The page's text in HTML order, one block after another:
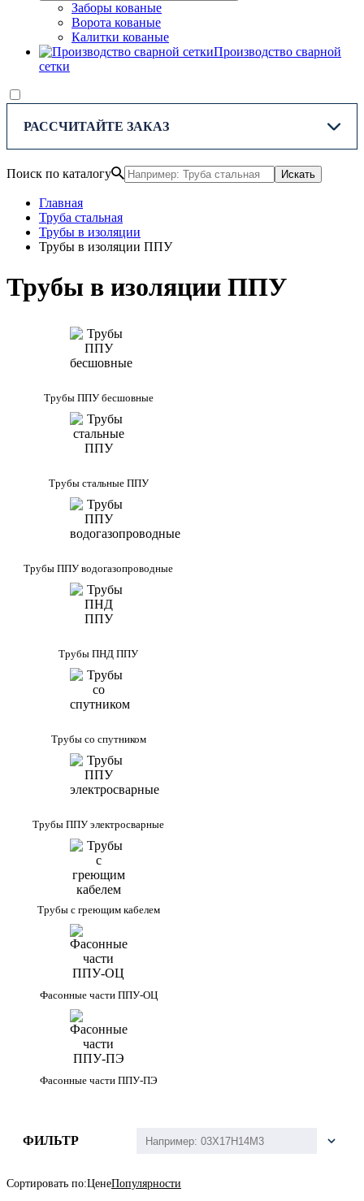
Заборы кованые
Ворота кованые
Калитки кованые
Производство сварной
сетки
РАССЧИТАЙТЕ ЗАКАЗ
Поиск по каталогу Искать
Главная
Труба стальная
Трубы в изоляции
Трубы в изоляции ППУ
Трубы в изоляции ППУ
Трубы ППУ бесшовные
Трубы стальные ППУ
Трубы ППУ водогазопроводные
Трубы ПНД ППУ
Трубы со спутником
Трубы ППУ электросварные
Трубы с греющим кабелем
Фасонные части ППУ-ОЦ
Фасонные части ППУ-ПЭ
ФИЛЬТР
Сортировать по:ЦенеПопулярности